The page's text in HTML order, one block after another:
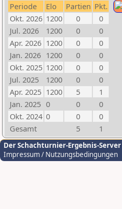
Periode Elo Partien Pkt.
Okt. 2026 1200 0
0
Jul. 2026
1200 0
0
Apr. 2026 1200 0
0
Jan. 2026 1200 0
0
Okt. 2025 1200 0
0
Jul. 2025
1200 0
0
Apr. 2025 1200 5
1
Jan. 2025 0 0
0
Okt. 2024 0 0
0
Gesamt
5 1
Der Schachturnier-Ergebnis-Server
Impressum / Nutzungsbedingungen